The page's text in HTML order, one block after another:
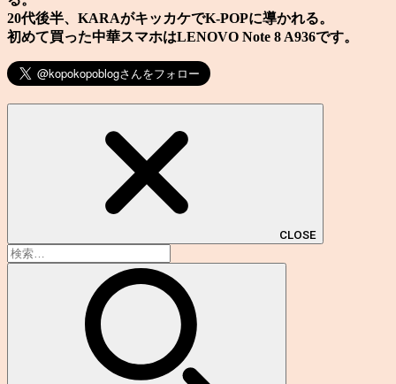
20代後半、KARAがキッカケでK-POPに導かれる。
初めて買った中華スマホはLENOVO Note 8 A936です。
CLOSE
検